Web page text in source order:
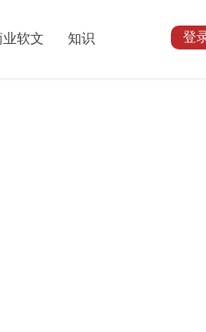
业软文 知识 登